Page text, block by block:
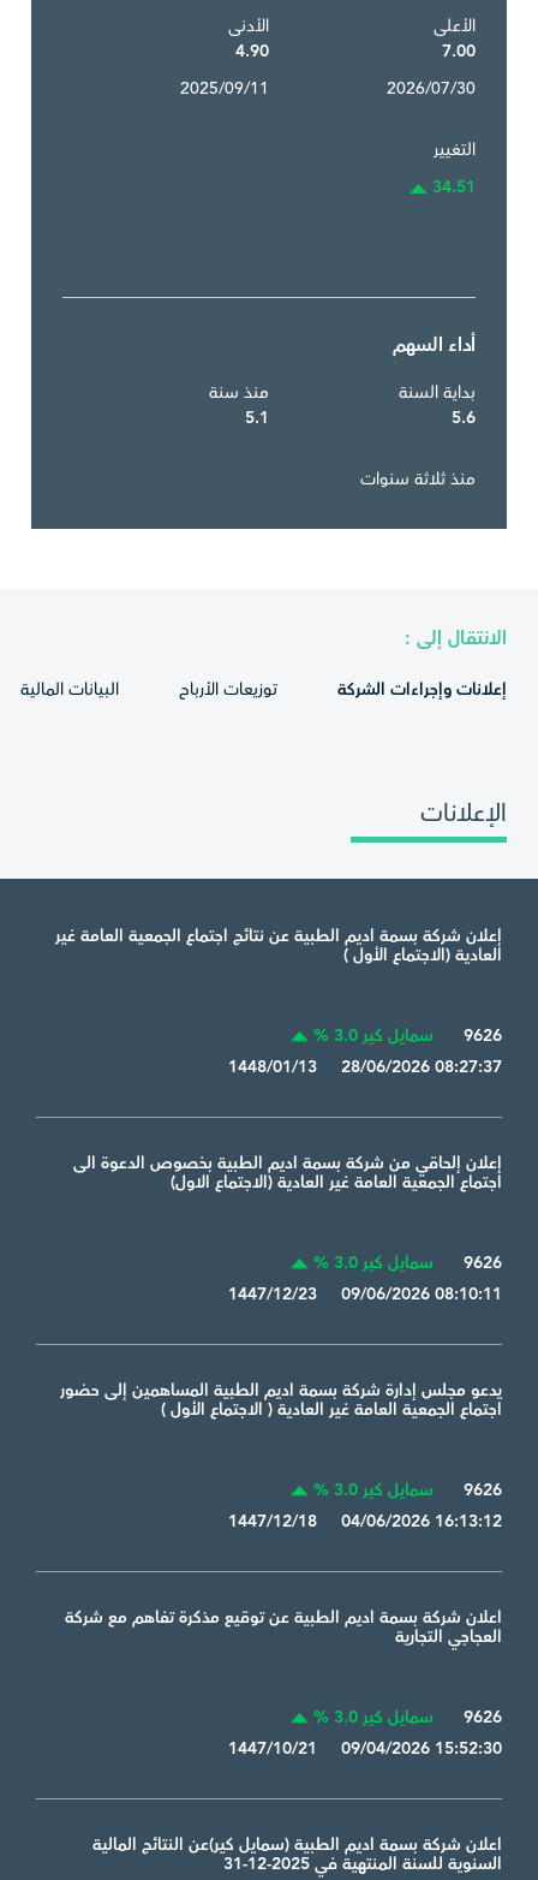
الأعلى
7.00
2026/07/30
الأدنى
4.90
2025/09/11
التغيير
34.51
أداء السهم
بداية السنة
5.6
منذ سنة
5.1
منذ ثلاثة سنوات
الانتقال إلى :
إعلانات وإجراءات الشركة توزيعات الأرباح البيانات المالية
الإعلانات
إعلان شركة بسمة اديم الطبية عن نتائج اجتماع الجمعية العامة غير
العادية (الاجتماع الأول )
9626
سمايل كير 3.0 %
1448/01/13 28/06/2026 08:27:37
إعلان إلحاقي من شركة بسمة اديم الطبية بخصوص الدعوة الى
اجتماع الجمعية العامة غير العادية (الاجتماع الاول)
9626
سمايل كير 3.0 %
1447/12/23 09/06/2026 08:10:11
يدعو مجلس إدارة شركة بسمة اديم الطبية المساهمين إلى حضور
اجتماع الجمعية العامة غير العادية ( الاجتماع الأول )
9626
سمايل كير 3.0 %
1447/12/18 04/06/2026 16:13:12
اعلان شركة بسمة اديم الطبية عن توقيع مذكرة تفاهم مع شركة
العجاجي التجارية
9626
سمايل كير 3.0 %
1447/10/21 09/04/2026 15:52:30
اعلان شركة بسمة اديم الطبية (سمايل كير)عن النتائج المالية
السنوية للسنة المنتهية في 2025-12-31